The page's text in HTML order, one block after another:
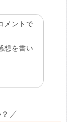
メントで
想を書い